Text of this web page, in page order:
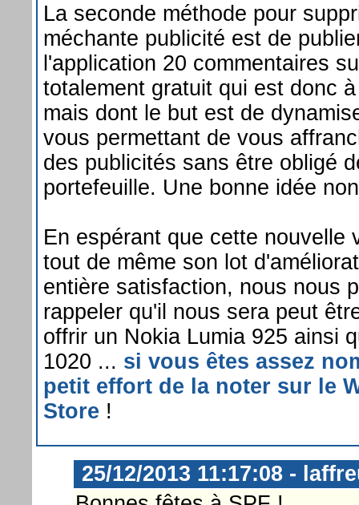
La seconde méthode pour
méchante publicité est de
l'application 20 commentaires
totalement gratuit qui est donc
mais dont le but est de
vous permettant de vous
des publicités sans être obligé
portefeuille. Une bonne idée
En espérant que cette nouvelle
tout de même son lot
entière satisfaction, nous nous
rappeler qu'il nous sera peut
offrir un Nokia Lumia 925 ainsi
1020 ... si vous êtes assez
petit effort de la noter sur le
Store !
25/12/2013 11:17:08 -